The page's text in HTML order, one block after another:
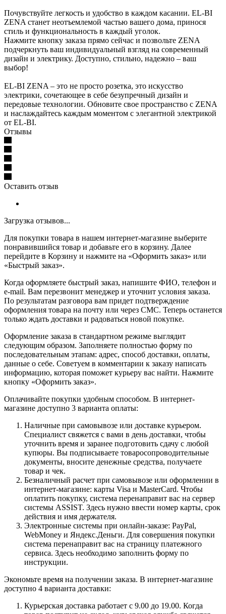
Почувствуйте легкость и удобство в каждом касании. EL-BI
ZENA станет неотъемлемой частью вашего дома, принося
стиль и функциональность в каждый уголок.
Нажмите кнопку заказа прямо сейчас и позвольте ZENA
подчеркнуть ваш индивидуальный взгляд на современный
дизайн и электрику. Доступно, стильно, надежно – ваш
выбор!
EL-BI ZENA – это не просто розетка, это искусство
электрики, сочетающее в себе безупречный дизайн и
передовые технологии. Обновите свое пространство с ZENA
и наслаждайтесь каждым моментом с элегантной электрикой
от EL-BI.
Отзывы
Оставить отзыв
Загрузка отзывов...
Для покупки товара в нашем интернет-магазине выберите
понравившийся товар и добавьте его в корзину. Далее
перейдите в Корзину и нажмите на «Оформить заказ» или
«Быстрый заказ».
Когда оформляете быстрый заказ, напишите ФИО, телефон и
e-mail. Вам перезвонит менеджер и уточнит условия заказа.
По результатам разговора вам придет подтверждение
оформления товара на почту или через СМС. Теперь останется
только ждать доставки и радоваться новой покупке.
Оформление заказа в стандартном режиме выглядит
следующим образом. Заполняете полностью форму по
последовательным этапам: адрес, способ доставки, оплаты,
данные о себе. Советуем в комментарии к заказу написать
информацию, которая поможет курьеру вас найти. Нажмите
кнопку «Оформить заказ».
Оплачивайте покупки удобным способом. В интернет-
магазине доступно 3 варианта оплаты:
Наличные при самовывозе или доставке курьером.
Специалист свяжется с вами в день доставки, чтобы
уточнить время и заранее подготовить сдачу с любой
купюры. Вы подписываете товаросопроводительные
документы, вносите денежные средства, получаете
товар и чек.
Безналичный расчет при самовывозе или оформлении в
интернет-магазине: карты Visa и MasterCard. Чтобы
оплатить покупку, система перенаправит вас на сервер
системы ASSIST. Здесь нужно ввести номер карты, срок
действия и имя держателя.
Электронные системы при онлайн-заказе: PayPal,
WebMoney и Яндекс.Деньги. Для совершения покупки
система перенаправит вас на страницу платежного
сервиса. Здесь необходимо заполнить форму по
инструкции.
Экономьте время на получении заказа. В интернет-магазине
доступно 4 варианта доставки:
Курьерская доставка работает с 9.00 до 19.00. Когда